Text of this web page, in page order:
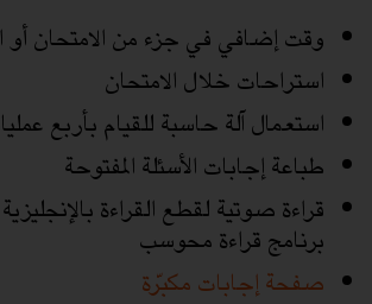
وقت إضافي في جزء من الامتحان أو
استراحات خلال الامتحان
استعمال آلة حاسبة للقيام بأربع
طباعة إجابات الأسئلة المفتوحة
قراءة صوتية لقطع القراءة
برنامج قراءة محوسب
صفحة إجابات مكبّرة